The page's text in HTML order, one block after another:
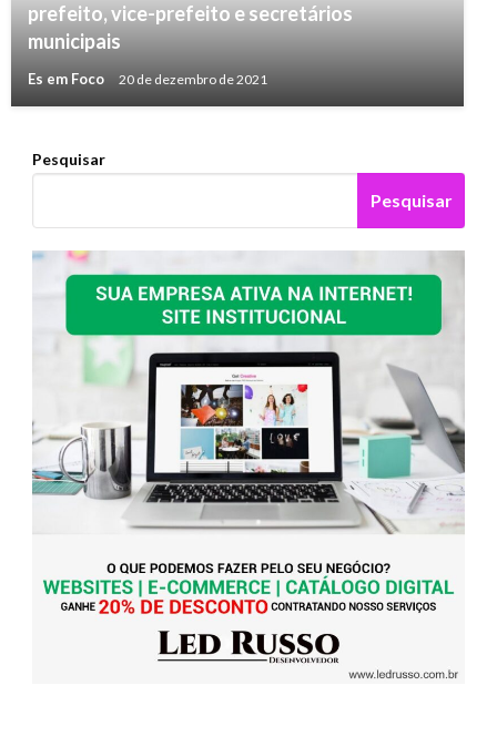
prefeito, vice-prefeito e secretários
municipais
Es em Foco 20 de dezembro de 2021
Pesquisar
Pesquisar